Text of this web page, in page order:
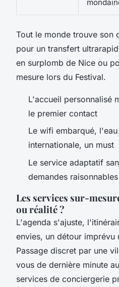
Tout le monde trouve son
pour un transfert
en surplomb de Nice ou
mesure lors du Festival.
L'accueil personnalisé
le premier contact
Le wifi embarqué,
internationale, un must
Le service adaptatif
demandes
Les services sur-
ou réalité ?
L'agenda s'ajuste,
envies, un détour imprévu
Passage discret par une
vous de dernière minute
services de conciergerie